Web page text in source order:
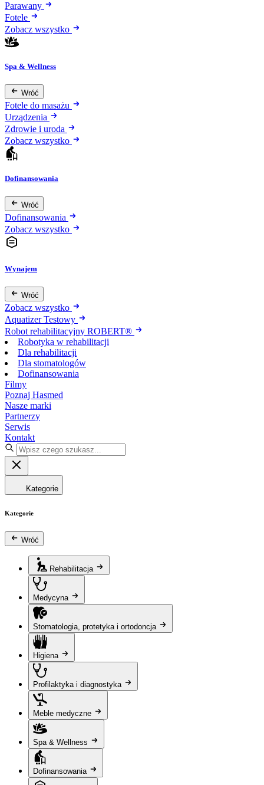
Parawany
Fotele
Zobacz wszystko
Spa & Wellness
Wróć
Fotele do masażu
Urządzenia
Zdrowie i uroda
Zobacz wszystko
Dofinansowania
Wróć
Dofinansowania
Zobacz wszystko
Wynajem
Wróć
Zobacz wszystko
Aquatizer Testowy
Robot rehabilitacyjny ROBERT®
Robotyka w rehabilitacji
Dla rehabilitacji
Dla stomatologów
Dofinansowania
Filmy
Poznaj Hasmed
Nasze marki
Partnerzy
Serwis
Kontakt
Kategorie
Kategorie
Wróć
Rehabilitacja
Medycyna
Stomatologia, protetyka i ortodoncja
Higiena
Profilaktyka i diagnostyka
Meble medyczne
Spa & Wellness
Dofinansowania